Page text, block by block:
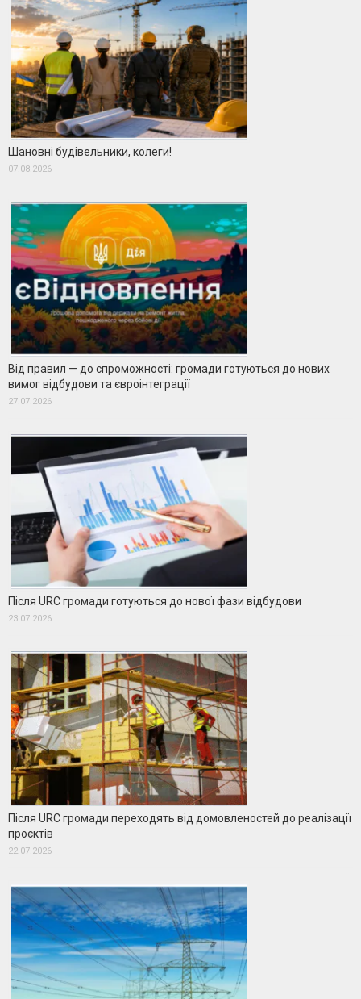
Шановні будівельники, колеги!
07.08.2026
Від правил — до спроможності: громади готуються до нових
вимог відбудови та євроінтеграції
27.07.2026
Після URC громади готуються до нової фази відбудови
23.07.2026
Після URC громади переходять від домовленостей до реалізації
проєктів
22.07.2026